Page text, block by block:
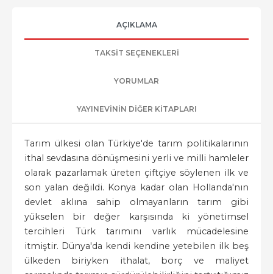
AÇIKLAMA
TAKSIT SEÇENEKLERI
YORUMLAR
YAYINEVININ DIĞER KITAPLARI
Tarım ülkesi olan Türkiye'de tarım politikalarının
ithal sevdasına dönüşmesini yerli ve milli hamleler
olarak pazarlamak üreten çiftçiye söylenen ilk ve
son yalan değildi. Konya kadar olan Hollanda'nın
devlet aklına sahip olmayanların tarım gibi
yükselen bir değer karşısında ki yönetimsel
tercihleri Türk tarımını varlık mücadelesine
itmiştir. Dünya'da kendi kendine yetebilen ilk beş
ülkeden biriyken ithalat, borç ve maliyet